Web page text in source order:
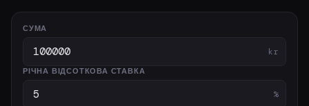
СУМА
kr
РІЧНА ВІДСОТКОВА СТАВКА
%